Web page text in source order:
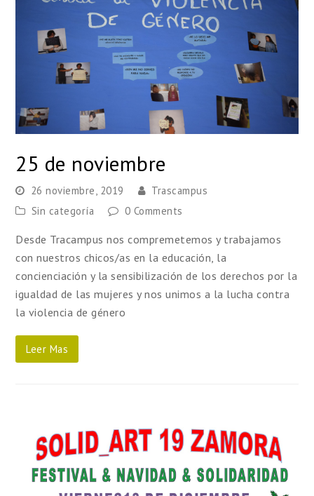
25 de noviembre
26 noviembre, 2019
Trascampus
Sin categoría
0 Comments
Desde Tracampus nos compremetemos y trabajamos
con nuestros chicos/as en la educación, la
concienciación y la sensibilización de los derechos por la
igualdad de las mujeres y nos unimos a la lucha contra
la violencia de género
Leer Mas